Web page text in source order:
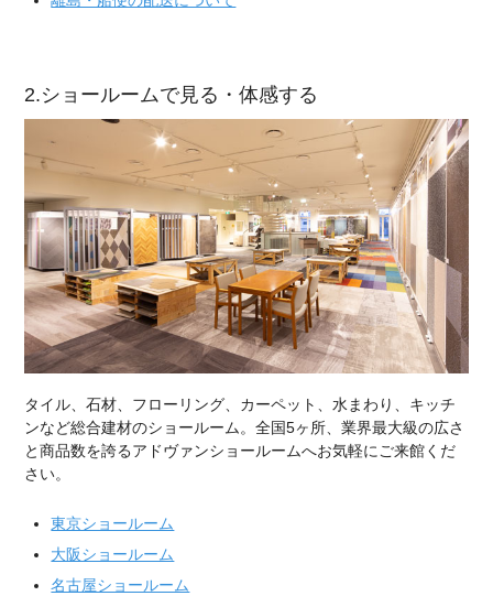
2.ショールームで見る・体感する
タイル、石材、フローリング、カーペット、水まわり、キッチ
ンなど総合建材のショールーム。全国5ヶ所、業界最大級の広さ
と商品数を誇るアドヴァンショールームへお気軽にご来館くだ
さい。
東京ショールーム
大阪ショールーム
名古屋ショールーム